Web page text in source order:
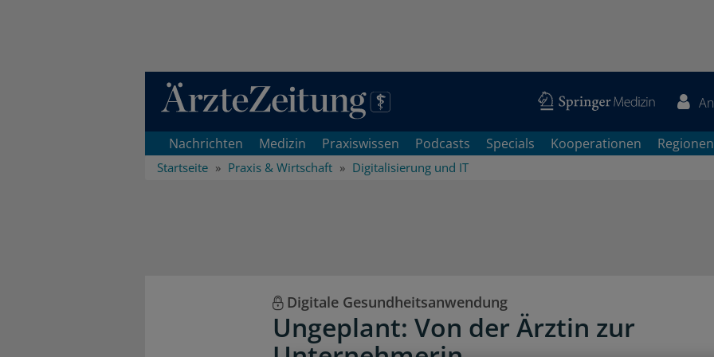
Direkt zum Inhaltsbereich
Nachrichten Medizin Praxiswissen Podcasts Specials Kooperationen Regionen
Startseite Praxis & Wirtschaft Digitalisierung und IT
Digitale Gesundheitsanwendung
Ungeplant: Von der Ärztin zur